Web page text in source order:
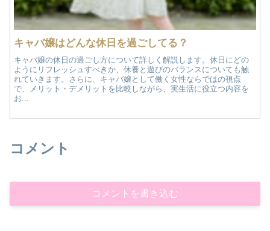
キャバ嬢はどんな休日を過ごしてる？
キャバ嬢の休日の過ごし方について詳しく解説します。休日にどの
ようにリフレッシュすべきか、休養と遊びのバランスについても触
れていきます。さらに、キャバ嬢として働く女性ならではの視点
で、メリット・デメリットを比較しながら、実生活に役立つ内容を
お...
コメント
コメントを書き込む